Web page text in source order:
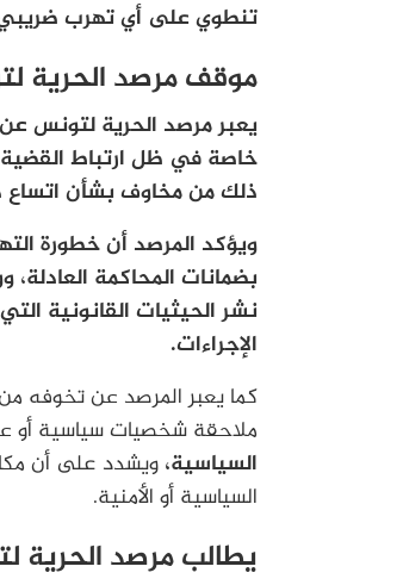
تنطوي على أي تهرب
موقف مرصد الحرية
يعبر مرصد الحرية لتونس عن
خاصة في ظل ارتباط
ذلك من مخاوف بشأن اتساع
ويؤكد المرصد أن خطورة
بضمانات المحاكمة
نشر الحيثيات القانونية
الإجراءات.
كما يعبر المرصد عن تخوفه من
ملاحقة شخصيات سياسية أو
السياسية،ويشدد على أن
السياسية أو الأمنية.
يطالب مرصد الحرية